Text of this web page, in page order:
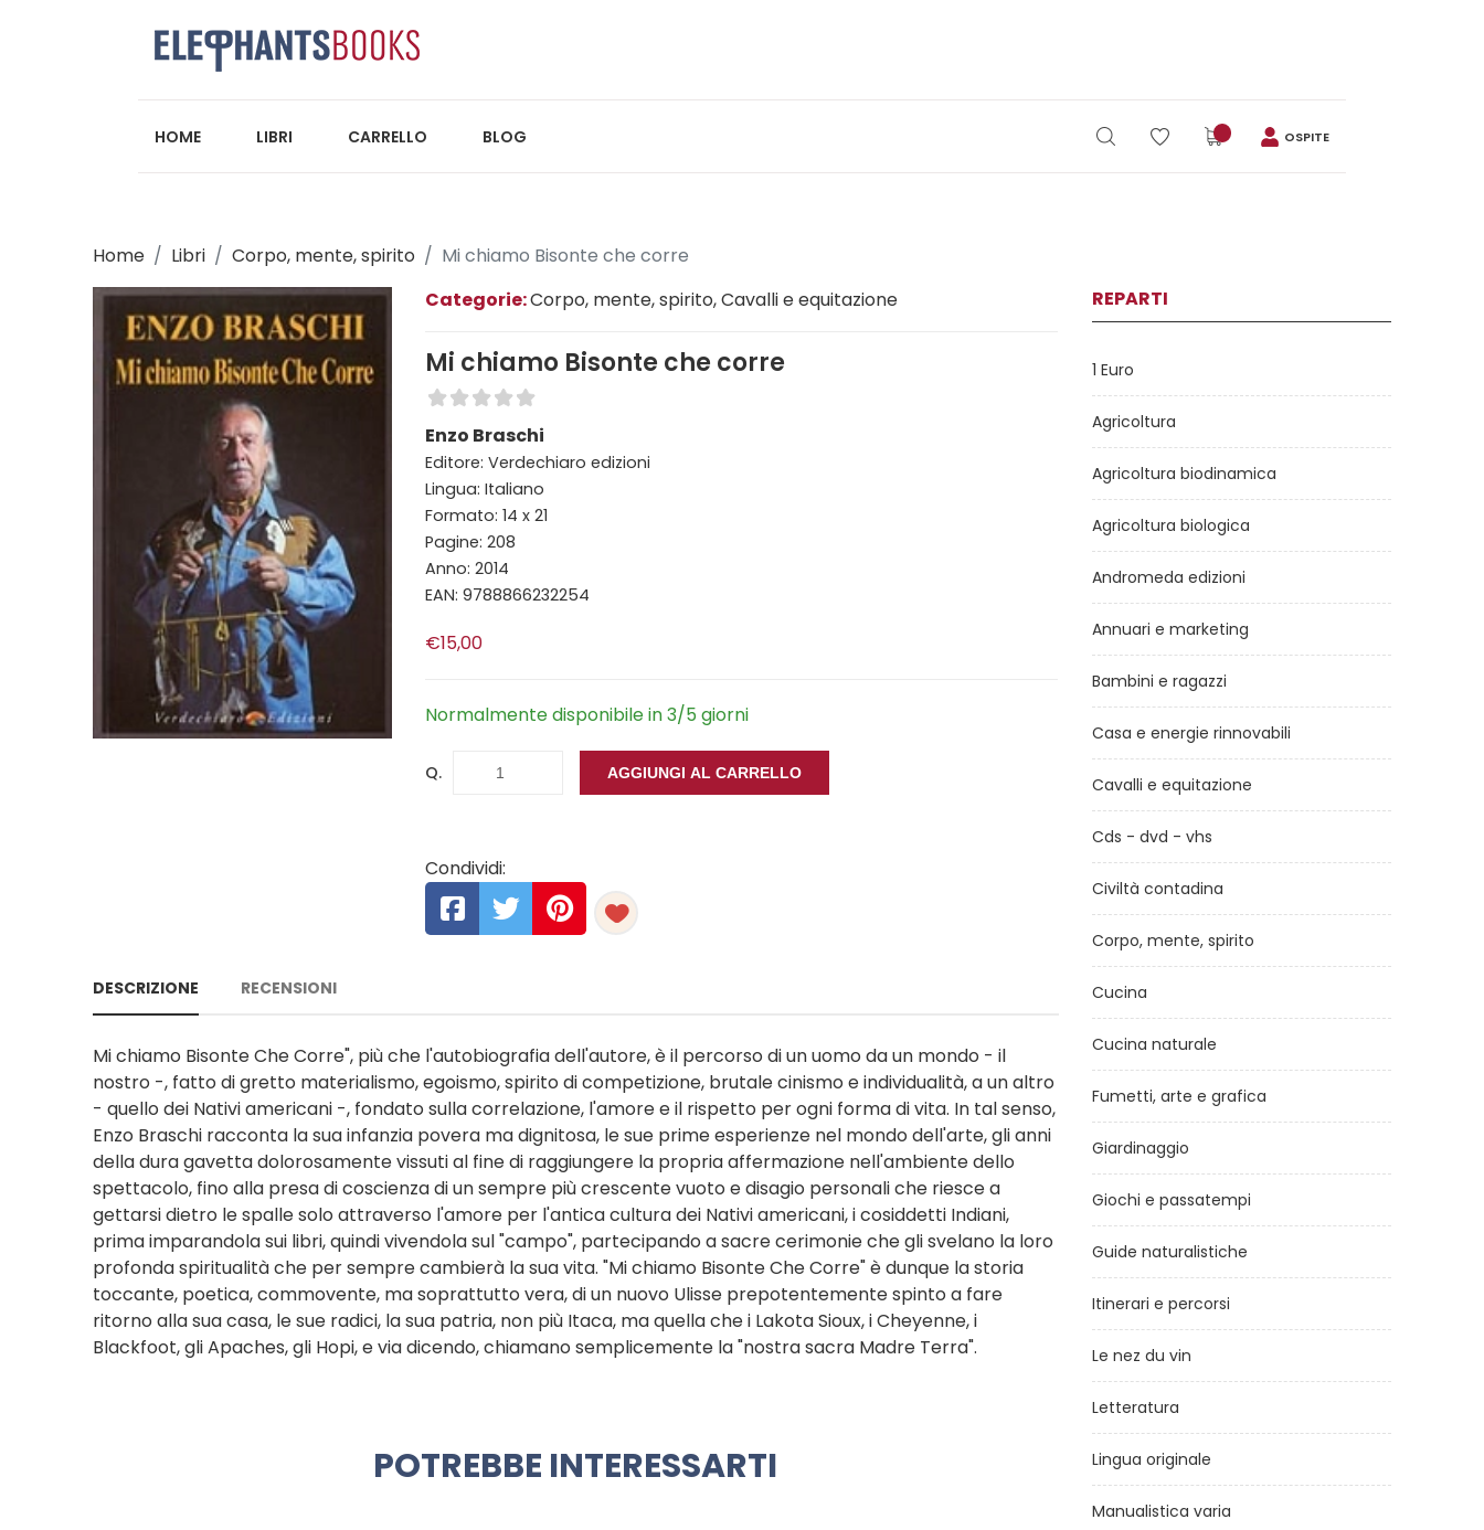
HOME LIBRI CARRELLO BLOG OSPITE
Home Libri Corpo, mente, spirito
Mi chiamo Bisonte che corre
Categorie:Corpo, mente, spirito, Cavalli e equitazione
Mi chiamo Bisonte che corre
Enzo Braschi
Editore: Verdechiaro edizioni
Lingua: Italiano
Formato: 14 x 21
Pagine: 208
Anno: 2014
EAN: 9788866232254
€15,00
Normalmente disponibile in 3/5 giorni
Q. AGGIUNGI AL CARRELLO
Condividi:
DESCRIZIONE RECENSIONI
Mi chiamo Bisonte Che Corre", più che l'autobiografia dell'autore, è il percorso di un uomo da un mondo - il
nostro -, fatto di gretto materialismo, egoismo, spirito di competizione, brutale cinismo e individualità, a un altro
- quello dei Nativi americani -, fondato sulla correlazione, l'amore e il rispetto per ogni forma di vita. In tal senso,
Enzo Braschi racconta la sua infanzia povera ma dignitosa, le sue prime esperienze nel mondo dell'arte, gli anni
della dura gavetta dolorosamente vissuti al fine di raggiungere la propria affermazione nell'ambiente dello
spettacolo, fino alla presa di coscienza di un sempre più crescente vuoto e disagio personali che riesce a
gettarsi dietro le spalle solo attraverso l'amore per l'antica cultura dei Nativi americani, i cosiddetti Indiani,
prima imparandola sui libri, quindi vivendola sul "campo", partecipando a sacre cerimonie che gli svelano la loro
profonda spiritualità che per sempre cambierà la sua vita. "Mi chiamo Bisonte Che Corre" è dunque la storia
toccante, poetica, commovente, ma soprattutto vera, di un nuovo Ulisse prepotentemente spinto a fare
ritorno alla sua casa, le sue radici, la sua patria, non più Itaca, ma quella che i Lakota Sioux, i Cheyenne, i
Blackfoot, gli Apaches, gli Hopi, e via dicendo, chiamano semplicemente la "nostra sacra Madre Terra".
POTREBBE INTERESSARTI
REPARTI
1 Euro
Agricoltura
Agricoltura biodinamica
Agricoltura biologica
Andromeda edizioni
Annuari e marketing
Bambini e ragazzi
Casa e energie rinnovabili
Cavalli e equitazione
Cds - dvd - vhs
Civiltà contadina
Corpo, mente, spirito
Cucina
Cucina naturale
Fumetti, arte e grafica
Giardinaggio
Giochi e passatempi
Guide naturalistiche
Itinerari e percorsi
Le nez du vin
Letteratura
Lingua originale
Manualistica varia